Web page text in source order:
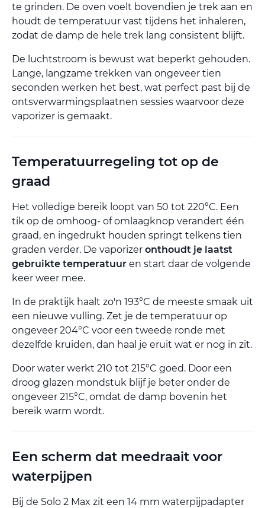
te grinden. De oven voelt bovendien je trek aan en
houdt de temperatuur vast tijdens het inhaleren,
zodat de damp de hele trek lang consistent blijft.
De luchtstroom is bewust wat beperkt gehouden.
Lange, langzame trekken van ongeveer tien
seconden werken het best, wat perfect past bij de
ontsverwarmingsplaatnen sessies waarvoor deze
vaporizer is gemaakt.
Temperatuurregeling tot op de
graad
Het volledige bereik loopt van 50 tot 220°C. Een
tik op de omhoog- of omlaagknop verandert één
graad, en ingedrukt houden springt telkens tien
graden verder. De vaporizer onthoudt je laatst
gebruikte temperatuur en start daar de volgende
keer weer mee.
In de praktijk haalt zo'n 193°C de meeste smaak uit
een nieuwe vulling. Zet je de temperatuur op
ongeveer 204°C voor een tweede ronde met
dezelfde kruiden, dan haal je eruit wat er nog in zit.
Door water werkt 210 tot 215°C goed. Door een
droog glazen mondstuk blijf je beter onder de
ongeveer 215°C, omdat de damp bovenin het
bereik warm wordt.
Een scherm dat meedraait voor
waterpijpen
Bij de Solo 2 Max zit een 14 mm waterpijpadapter